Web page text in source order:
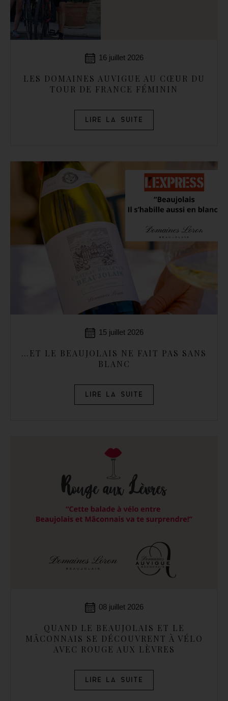
16 juillet 2026
LES DOMAINES AUVIGUE AU CŒUR DU
TOUR DE FRANCE FÉMININ
LIRE LA SUITE
15 juillet 2026
…ET LE BEAUJOLAIS NE FAIT PAS SANS
BLANC
LIRE LA SUITE
08 juillet 2026
QUAND LE BEAUJOLAIS ET LE
MÂCONNAIS SE DÉCOUVRENT À VÉLO
AVEC ROUGE AUX LÈVRES
LIRE LA SUITE